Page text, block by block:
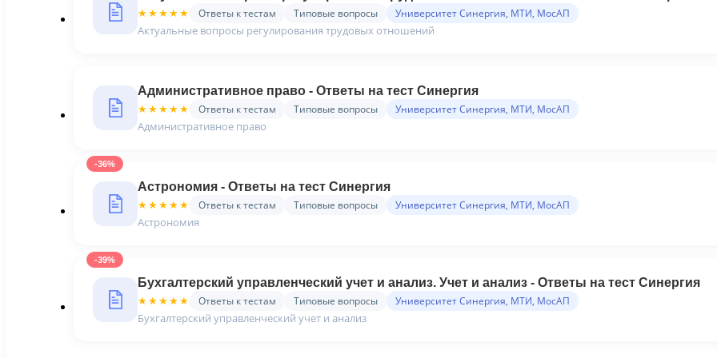
★★★★★ Ответы к тестам Типовые вопросы Университет Синергия, МТИ, МосАП
Актуальные вопросы регулирования трудовых отношений
Административное право - Ответы на тест Синергия
★★★★★ Ответы к тестам Типовые вопросы Университет Синергия, МТИ, МосАП
Административное право
-36%
Астрономия - Ответы на тест Синергия
★★★★★ Ответы к тестам Типовые вопросы Университет Синергия, МТИ, МосАП
Астрономия
-39%
Бухгалтерский управленческий учет и анализ. Учет и анализ - Ответы на тест Синергия
★★★★★ Ответы к тестам Типовые вопросы Университет Синергия, МТИ, МосАП
Бухгалтерский управленческий учет и анализ